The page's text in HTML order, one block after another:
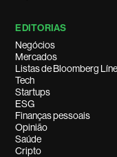
EDITORIAS
Negócios
Mercados
Listas de Bloomberg
Tech
Startups
ESG
Finanças pessoais
Opinião
Saúde
Cripto